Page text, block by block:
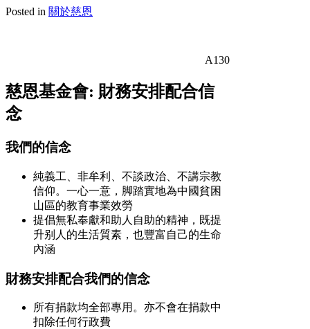
Posted in 關於慈恩
A130
慈恩基金會: 財務安排配合信
念
我們的信念
純義工、非牟利、不談政治、不講宗教
信仰。一心一意，脚踏實地為中國貧困
山區的教育事業效勞
提倡無私奉獻和助人自助的精神，既提
升别人的生活質素，也豐富自己的生命
內涵
財務安排配合我們的信念
所有捐款均全部專用。亦不會在捐款中
扣除任何行政費